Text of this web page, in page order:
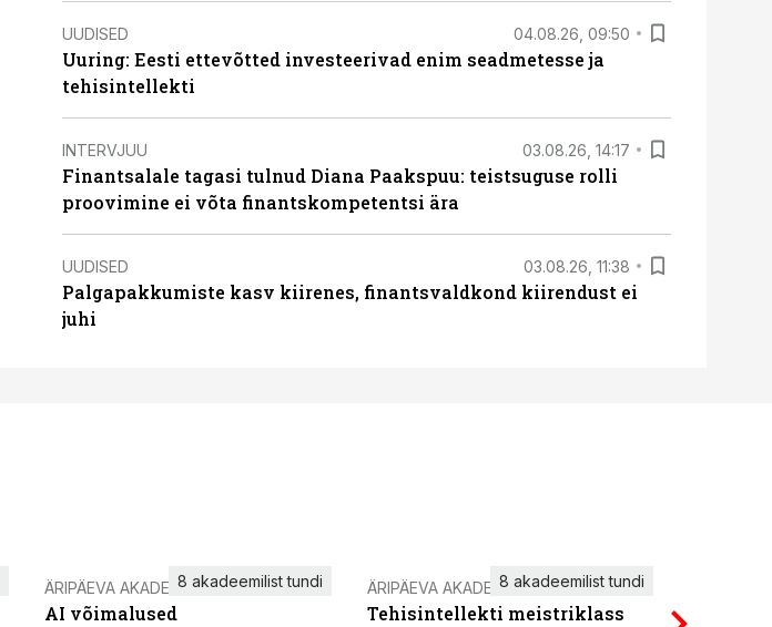
UUDISED 04.08.26, 09:50
Uuring: Eesti ettevõtted investeerivad enim seadmetesse ja
tehisintellekti
INTERVJUU 03.08.26, 14:17
Finantsalale tagasi tulnud Diana Paakspuu: teistsuguse rolli
proovimine ei võta finantskompetentsi ära
UUDISED 03.08.26, 11:38
Palgapakkumiste kasv kiirenes, finantsvaldkond kiirendust ei
juhi
ÄRIPÄEVA AKADEEMIA
AI võimalused
8 akadeemilist tundi ÄRIPÄEVA AKADEEMIA
Tehisintellekti meistriklass
8 akadeemilist tundi